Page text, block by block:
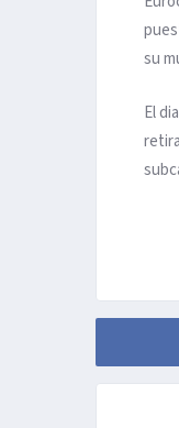
su
El